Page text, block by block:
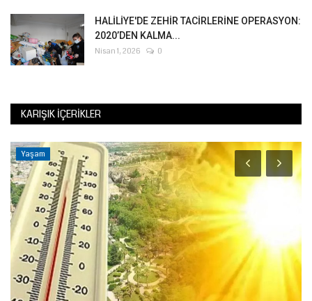
HALİLİYE'DE ZEHİR TACİRLERİNE OPERASYON:
2020’DEN KALMA...
Nisan 1, 2026 0
KARIŞIK İÇERIKLER
Yaşam